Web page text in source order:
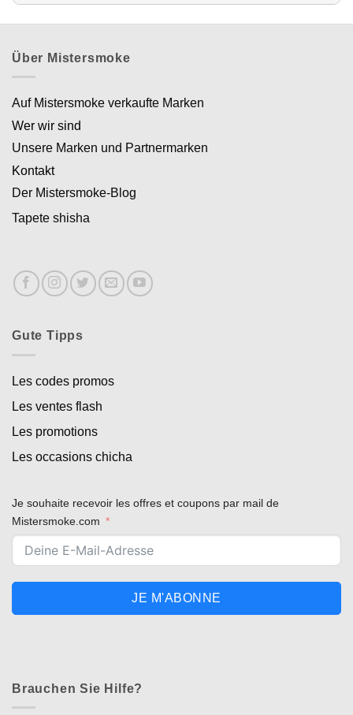
Über Mistersmoke
Auf Mistersmoke verkaufte Marken
Wer wir sind
Unsere Marken und Partnermarken
Kontakt
Der Mistersmoke-Blog
Tapete shisha
Gute Tipps
Les codes promos
Les ventes flash
Les promotions
Les occasions chicha
Je souhaite recevoir les offres et coupons par mail de
Mistersmoke.com
JE M'ABONNE
Brauchen Sie Hilfe?